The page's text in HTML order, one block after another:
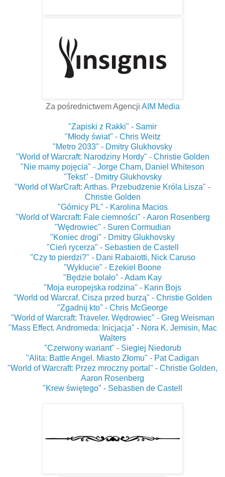
Za pośrednictwem Agencji AIM Media
"Zapiski z Rakki" - Samir
"Młody świat" - Chris Weitz
"Metro 2033" - Dmitry Glukhovsky
"World of Warcraft: Narodziny Hordy" - Christie Golden
"Nie mamy pojęcia" - Jorge Cham, Daniel Whiteson
"Tekst" - Dmitry Glukhovsky
"World of WarCraft: Arthas. Przebudzenie Króla Lisza" -
Christie Golden
"Górnicy PL" - Karolina Macios
"World of Warcraft: Fale ciemności" - Aaron Rosenberg
"Wędrowiec" - Suren Cormudian
"Koniec drogi" - Dmitry Glukhovsky
"Cień rycerza" - Sebastien de Castell
"Czy to pierdzi?" - Dani Rabaiotti, Nick Caruso
"Wyklucie" - Ezekiel Boone
"Będzie bolało" - Adam Kay
"Moja europejska rodzina" - Karin Bojs
"World od Warcraf. Cisza przed burzą" - Christie Golden
"Zgadnij kto" - Chris McGeorge
"World of Warcraft: Traveler. Wędrowiec" - Greg Weisman
"Mass Effect. Andromeda: Inicjacja" - Nora K. Jemisin, Mac
Walters
"Czerwony wariant" - Siegiej Niedorub
"Alita: Battle Angel. Miasto Złomu" - Pat Cadigan
"World of Warcraft: Przez mroczny portal" - Christie Golden,
Aaron Rosenberg
"Krew świętego" - Sebastien de Castell